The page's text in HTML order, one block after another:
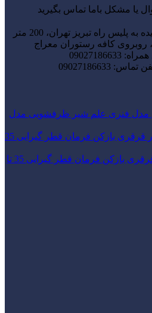
یا مشکل باما تماس بگیرید
نرسیده به پلیس راه تبریز تهران، 200 متر
روبروی کافه رستوران معراج
09027186633
تماس: 09027186633
علم شیر ظرفشویی مدل
ابزار مخصوص و آچار قرقری بازکن فرمان قطر گیرایی 35 تا